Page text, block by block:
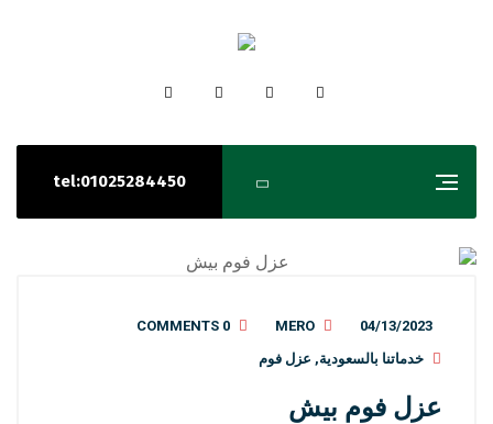
tel:01025284450
04/13/2023
MERO
0 COMMENTS
خدماتنا بالسعودية, عزل فوم
عزل فوم بيش